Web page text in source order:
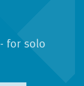
for solo